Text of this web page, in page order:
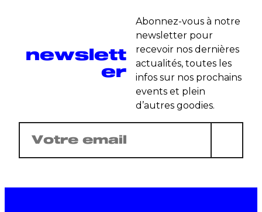
newslett
er
Abonnez-vous à notre
newsletter pour
recevoir nos dernières
actualités, toutes les
infos sur nos prochains
events et plein
d’autres goodies.
mail(Nécessaire)